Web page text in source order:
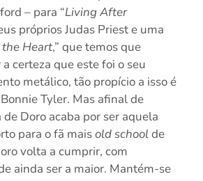
– para “Living After
próprios Judas Priest e uma
Heart,” que temos que
certeza que este foi o seu
metálico, tão propício a isso é
Tyler. Mas afinal de
Doro acaba por ser aquela
para o fã maisold schoolde
volta a cumprir, com
ainda ser a maior. Mantém-se